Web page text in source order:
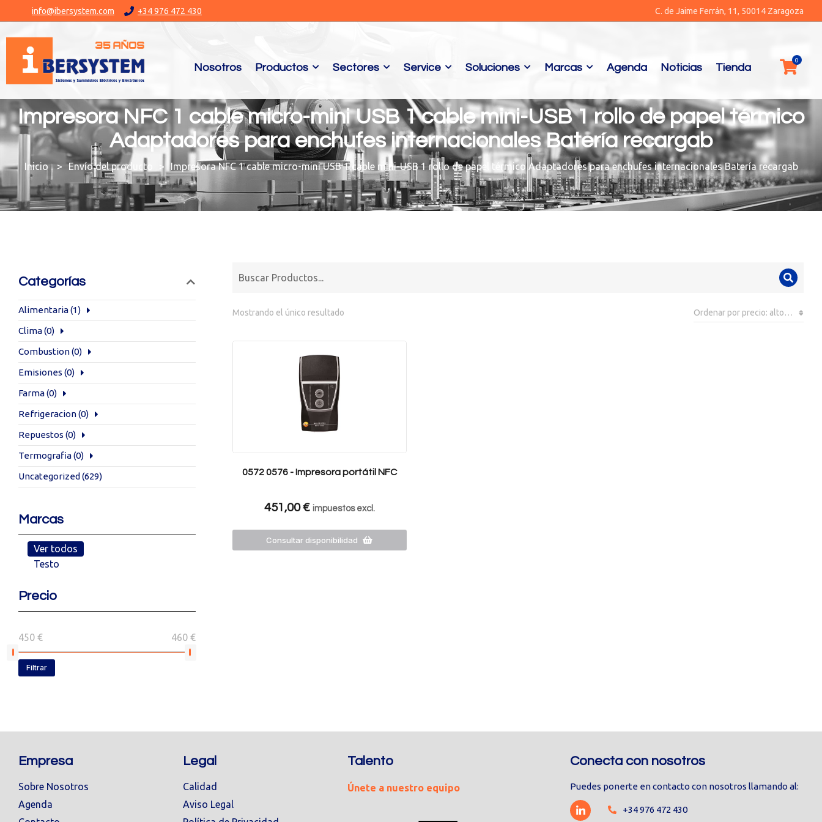
info@ibersystem.com +34 976 472 430 C. de Jaime Ferrán, 11, 50014 Zaragoza
Nosotros Productos Sectores Service Soluciones Marcas Agenda Noticias Tienda
Impresora NFC 1 cable micro-mini USB 1 cable mini-USB 1 rollo de papel térmico
Adaptadores para enchufes internacionales Batería recargab
You are here: Envío del producto Impresora NFC 1 cable micro-mini USB 1 cable mini-USB 1 rollo de papel térmico Adaptadores para enchufes internacionales Batería recargab
Categorías
Alimentaria(1)
Clima(0)
Combustion(0)
Emisiones (0)
Farma(0)
Refrigeracion(0)
Repuestos (0)
Termografia(0)
Uncategorized (629)
Marcas
Ver todos
Testo
Precio
450 € 460 €
Filtrar
Mostrando el único resultado
0572 0576 - Impresora portátil NFC
451,00€ impuestos excl.
Consultar disponibilidad
Empresa
Sobre Nosotros
Agenda
Legal
Calidad
Aviso Legal
Talento
Únete a nuestro equipo
Conecta con nosotros
Puedes ponerte en contacto con nosotros llamando al:
+34 976 472 430